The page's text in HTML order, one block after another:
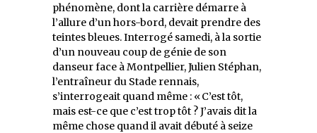
phénomène, dont la carrière démarre à
l’allure d’un hors-bord, devait prendre des
teintes bleues. Interrogé samedi, à la sortie
d’un nouveau coup de génie de son
danseur face à Montpellier, Julien Stéphan,
l’entraîneur du Stade rennais,
s’interrogeait quand même : « C’est tôt,
mais est-ce que c’est trop tôt ? J’avais dit la
même chose quand il avait débuté à seize